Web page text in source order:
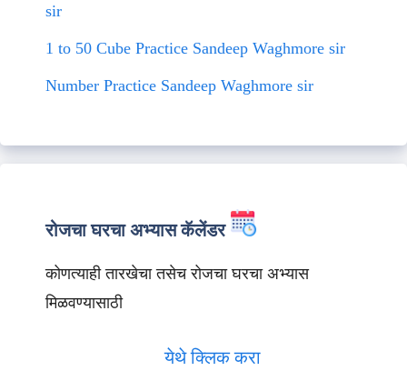
sir
1 to 50 Cube Practice Sandeep Waghmore sir
Number Practice Sandeep Waghmore sir
रोजचा घरचा अभ्यास कॅलेंडर
कोणत्याही तारखेचा तसेच रोजचा घरचा अभ्यास
मिळवण्यासाठी
येथे क्लिक करा